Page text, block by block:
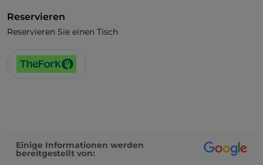
Reservieren
Reservieren Sie einen Tisch
Einige Informationen werden
bereitgestellt von: